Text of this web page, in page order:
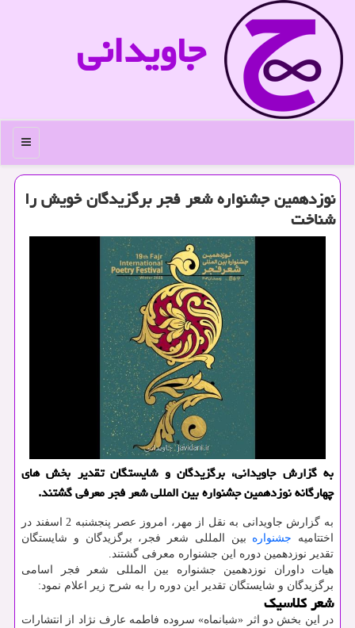
جاویدانی
منو
نوزدهمین جشنواره شعر فجر برگزیدگان خویش را
شناخت
به گزارش جاویدانی، برگزیدگان و شایستگان تقدیر بخش های
چهارگانه نوزدهمین جشنواره بین المللی شعر فجر معرفی گشتند.
به گزارش جاویدانی به نقل از مهر، امروز عصر پنجشنبه 2 اسفند در
اختتامیه جشنواره بین المللی شعر فجر، برگزیدگان و شایستگان
تقدیر نوزدهمین دوره این جشنواره معرفی گشتند.
هیات داوران نوزدهمین جشنواره بین المللی شعر فجر اسامی
برگزیدگان و شایستگان تقدیر این دوره را به شرح زیر اعلام نمود:
شعر کلاسیک
در این بخش دو اثر «شبانماه» سروده فاطمه عارف نژاد از انتشارات